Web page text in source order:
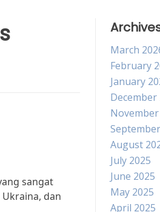
sangat
dan
March
February
January
December
November
August
July 2025
June 2025
May 2025
April 2025